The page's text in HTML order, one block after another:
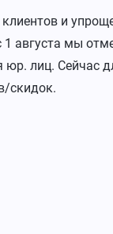
и
1 августа мы
лиц. Сейчас
скидок.